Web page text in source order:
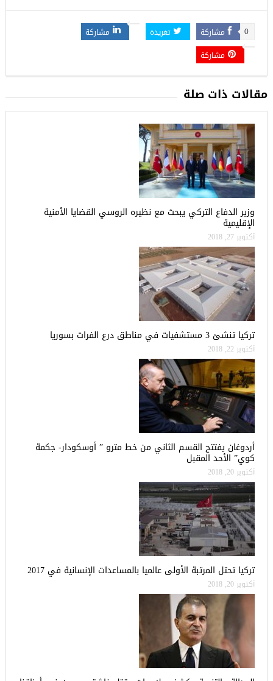
مشاركة 0 تغريدة
مشاركة
مشاركة
مقالات ذات صلة
وزير الدفاع التركي يبحث مع نظيره الروسي القضايا الأمنية
الإقليمية
أكتوبر 27, 2018
تركيا تنشئ 3 مستشفيات في مناطق درع الفرات بسوريا
أكتوبر 22, 2018
أردوغان يفتتح القسم الثاني من خط مترو ” أوسكودار- جكمة
كوي” الأحد المقبل
أكتوبر 20, 2018
تركيا تحتل المرتبة الأولى عالميا بالمساعدات الإنسانية في 2017
أكتوبر 20, 2018